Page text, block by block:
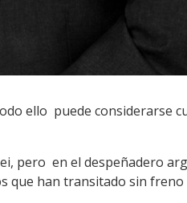
ello puede considerarse
pero en el despeñadero
que han transitado sin